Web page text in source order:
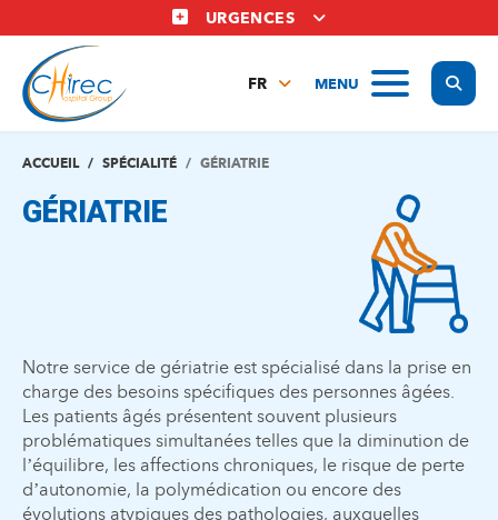
au
contenu
principal
URGENCES
MENU
FR
EN
ACCUEIL SPÉCIALITÉ GÉRIATRIE
GÉRIATRIE
Notre service de gériatrie est spécialisé dans la prise en
charge des besoins spécifiques des personnes âgées.
Les patients âgés présentent souvent plusieurs
problématiques simultanées telles que la diminution de
l’équilibre, les affections chroniques, le risque de perte
d’autonomie, la polymédication ou encore des
évolutions atypiques des pathologies, auxquelles